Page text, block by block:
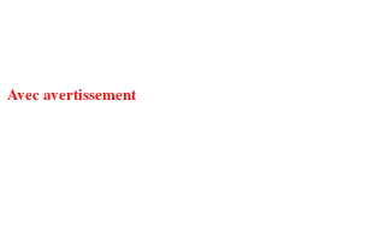
Avec avertissement